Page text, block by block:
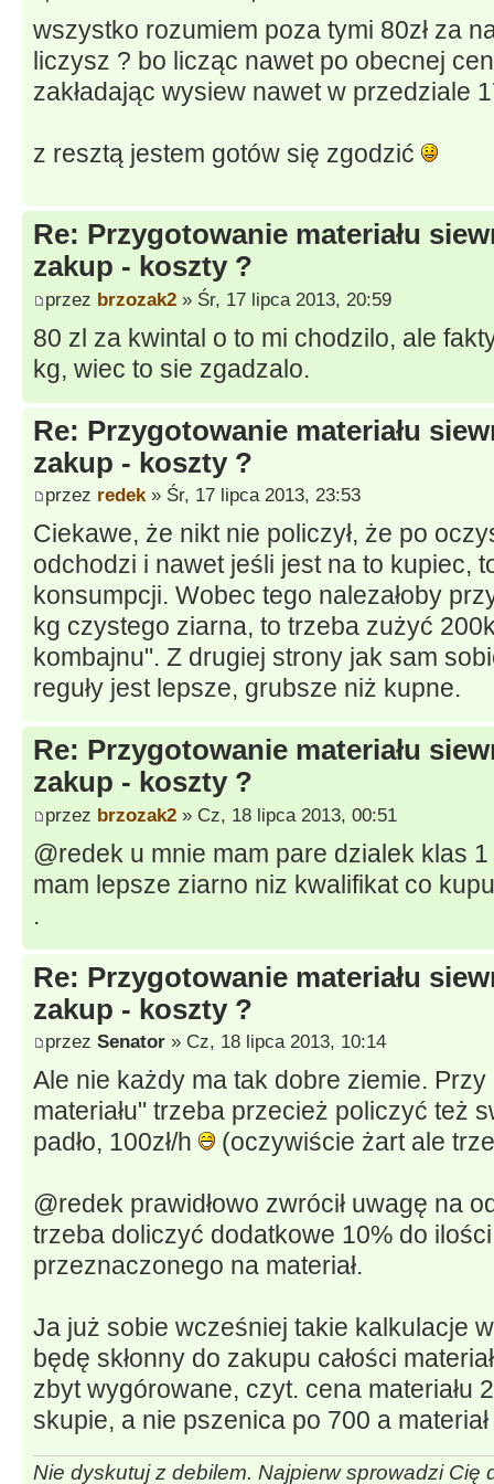
wszystko rozumiem poza tymi 80zł za
liczysz ? bo licząc nawet po obecnej
zakładając wysiew nawet w przedziale
z resztą jestem gotów się zgodzić
Re: Przygotowanie materiału
zakup - koszty ?
przez brzozak2 » Śr, 17 lipca 2013, 20:59
80 zl za kwintal o to mi chodzilo, ale
kg, wiec to sie zgadzalo.
Re: Przygotowanie materiału
zakup - koszty ?
przez redek» Śr, 17 lipca 2013, 23:53
Ciekawe, że nikt nie policzył, że po
odchodzi i nawet jeśli jest na to kupiec,
konsumpcji. Wobec tego nalezałoby
kg czystego ziarna, to trzeba zużyć
kombajnu". Z drugiej strony jak sam
reguły jest lepsze, grubsze niż kupne.
Re: Przygotowanie materiału
zakup - koszty ?
przez brzozak2 » Cz, 18 lipca 2013, 00:51
@redek u mnie mam pare dzialek klas
mam lepsze ziarno niz kwalifikat co
.
Re: Przygotowanie materiału
zakup - koszty ?
przez Senator » Cz, 18 lipca 2013, 10:14
Ale nie każdy ma tak dobre ziemie.
materiału" trzeba przecież policzyć też
padło, 100zł/h
(oczywiście żart ale
@redek prawidłowo zwrócił uwagę na
trzeba doliczyć dodatkowe 10% do
przeznaczonego na materiał.
Ja już sobie wcześniej takie kalkulacje
będę skłonny do zakupu całości
zbyt wygórowane, czyt. cena materiału
skupie, a nie pszenica po 700 a
Nie dyskutuj z debilem. Najpierw sprowadzi Cię